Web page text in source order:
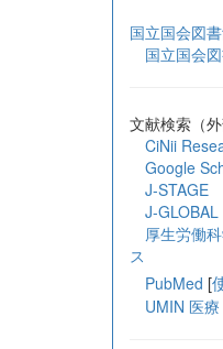
国立国会図
国立国会
文献検索（外
CiNii
Google
J-STAGE
J-GLOBAL
厚生労働
ス
PubMed [
UMIN 医